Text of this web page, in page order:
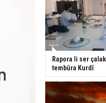
Rapora li ser
tembûra Kurdî